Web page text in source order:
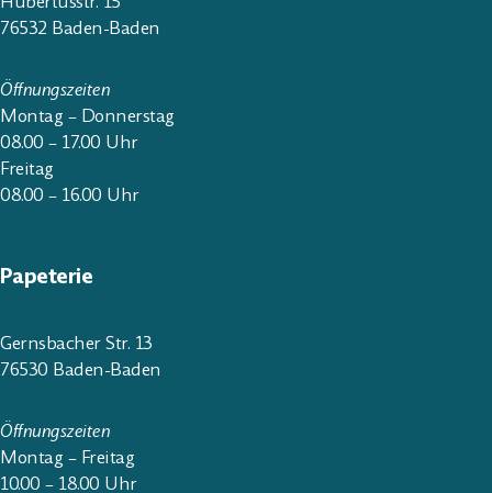
76532 Baden-Baden
Öffnungszeiten
Montag – Donnerstag
08.00 – 17.00 Uhr
Freitag
08.00 – 16.00 Uhr
Papeterie
Gernsbacher Str. 13
76530 Baden-Baden
Öffnungszeiten
Montag – Freitag
10.00 – 18.00 Uhr